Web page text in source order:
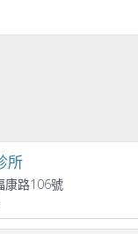
所
康路106號